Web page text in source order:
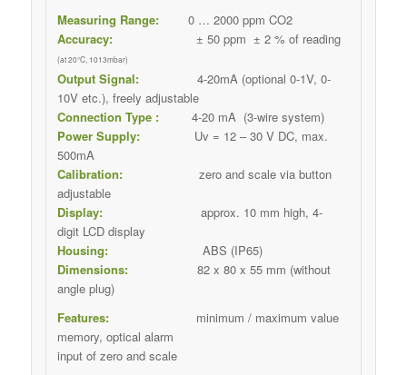
Measuring Range:0 … 2000 ppm CO2
Accuracy: ± 50 ppm ± 2 % of reading
(at 20°C, 1013mbar)
Output Signal:4-20mA (optional 0-1V, 0-
10V etc.), freely adjustable
Connection Type :4-20 mA (3-wire system)
Power Supply:Uv = 12 – 30 V DC, max.
500mA
Calibration:zero and scale via button
adjustable
Display:approx. 10 mm high, 4-
digit LCD display
Housing:ABS (IP65)
Dimensions:82 x 80 x 55 mm (without
angle plug)
Features:minimum / maximum value
memory, optical alarm
input of zero and scale